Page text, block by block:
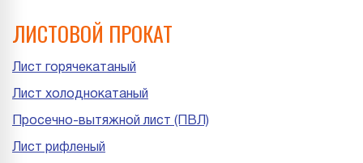
ЛИСТОВОЙ ПРОКАТ
Лист горячекатаный
Лист холоднокатаный
Просечно-вытяжной лист (ПВЛ)
Лист рифленый